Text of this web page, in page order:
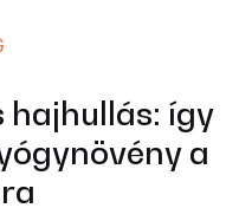
hajhullás: így
a